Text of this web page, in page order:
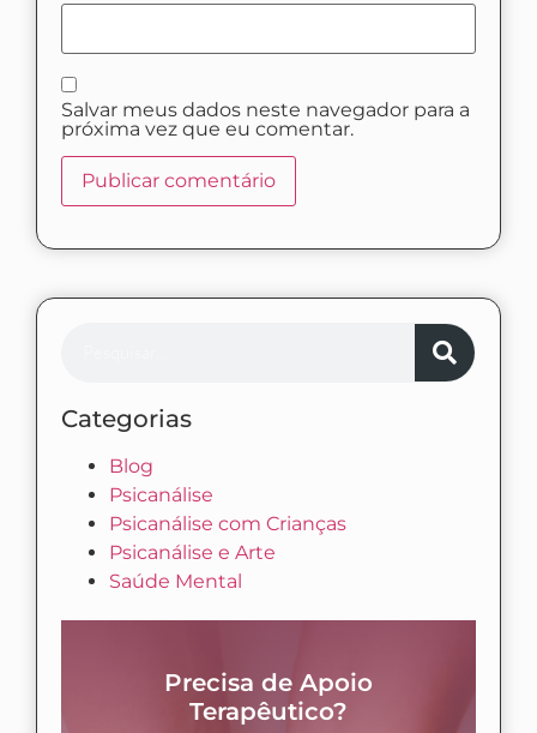
Salvar meus dados neste navegador para a
próxima vez que eu comentar.
Categorias
Blog
Psicanálise
Psicanálise com Crianças
Psicanálise e Arte
Saúde Mental
Precisa de Apoio
Terapêutico?